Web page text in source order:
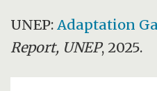
UNEP: Adaptation
Report, UNEP, 2025.